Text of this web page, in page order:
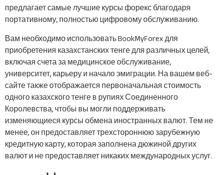
предлагает самые лучшие курсы форекс благодаря
портативному, полностью цифровому обслуживанию.
Вам необходимо использовать BookMyForex для
приобретения казахстанских тенге для различных целей,
включая счета за медицинское обслуживание,
университет, карьеру и начало эмиграции. На вашем веб-
сайте также отображается первоначальная стоимость
одного казахского тенге в рупиях Соединенного
Королевства, чтобы вы могли поддерживать
изменяющиеся курсы обмена иностранных валют. Тем не
менее, он предоставляет трехстороннюю зарубежную
кредитную карту, которая заполнена дюжиной других
валют и не предоставляет никаких международных услуг.